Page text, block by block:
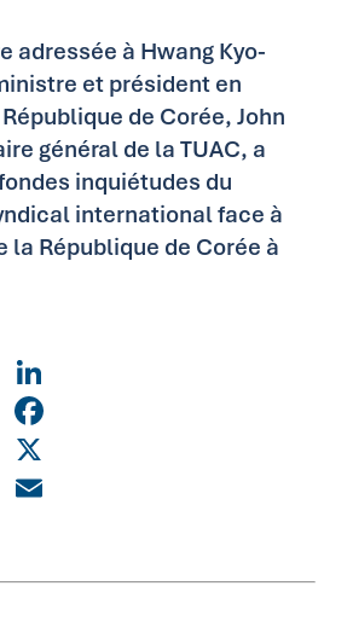
adressée à Hwang Kyo-
et président en
de Corée, John
général de la TUAC, a
inquiétudes du
international face à
la République de Corée à
LinkedIn
Facebook
X